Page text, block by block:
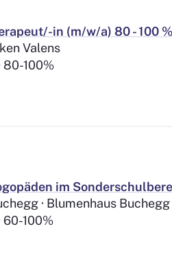
in (m/w/a) 80 - 100 %
Valens
80-100%
im
· Blumenhaus Buchegg
60-100%